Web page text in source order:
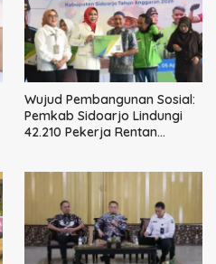
Wujud Pembangunan Sosial:
Pemkab Sidoarjo Lindungi
42.210 Pekerja Rentan